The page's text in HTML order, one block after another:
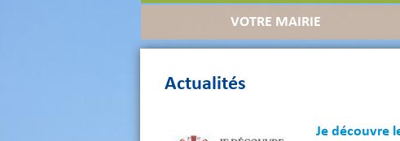
VOTRE MAIRIE
Actualités
Je découvre